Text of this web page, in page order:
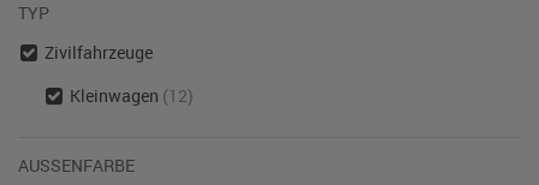
TYP
Zivilfahrzeuge
Kleinwagen (12)
AUSSENFARBE